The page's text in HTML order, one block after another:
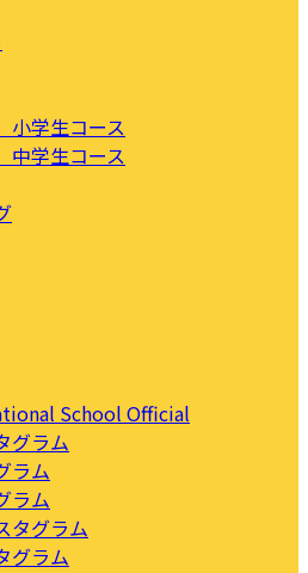
学生コース
学生コース
School Official
グラム
ラム
ラム
タグラム
グラム